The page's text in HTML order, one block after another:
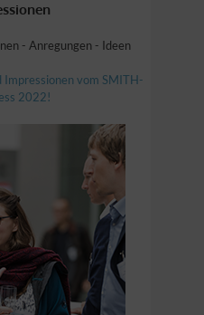
- Anregungen - Ideen
Impressionen vom SMITH-
2022!